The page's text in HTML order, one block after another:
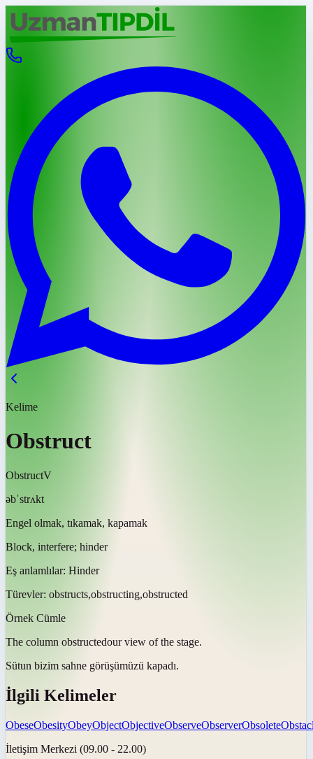
Kelime
Obstruct
ObstructV
əbˈstrʌkt
Engel olmak, tıkamak, kapamak
Block, interfere; hinder
Eş anlamlılar: Hinder
Türevler: obstructs,obstructing,obstructed
Örnek Cümle
The column obstructedour view of the stage.
Sütun bizim sahne görüşümüzü kapadı.
İlgili Kelimeler
ObeseObesityObeyObjectObjectiveObserveObserverObsolete
İletişim Merkezi (09.00 - 22.00)